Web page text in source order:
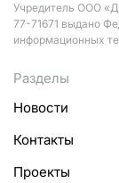
Учредитель ООО
77-71671 выдано
информационных
Разделы
Новости
Контакты
Проекты